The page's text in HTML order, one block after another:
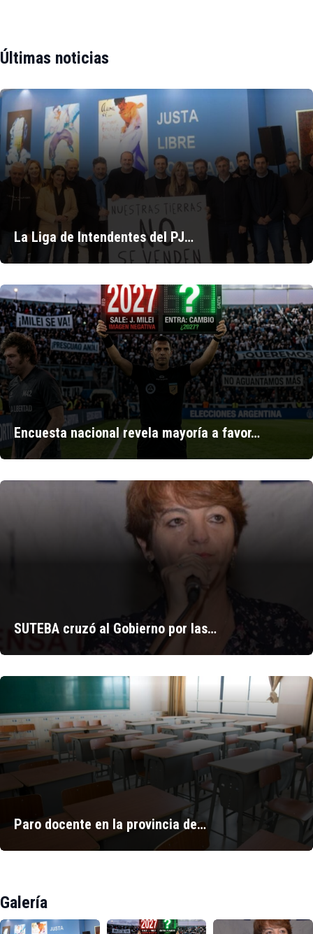
Últimas noticias
La Liga de Intendentes del PJ…
Encuesta nacional revela mayoría a favor…
SUTEBA cruzó al Gobierno por las…
Paro docente en la provincia de…
Galería